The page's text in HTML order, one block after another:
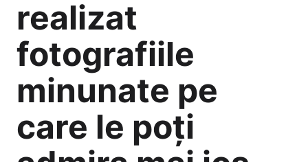
realizat
fotografiile
minunate pe
care le poți